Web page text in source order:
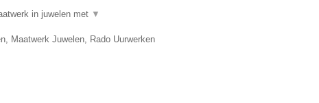
in juwelen met ▼
Maatwerk Juwelen, Rado Uurwerken